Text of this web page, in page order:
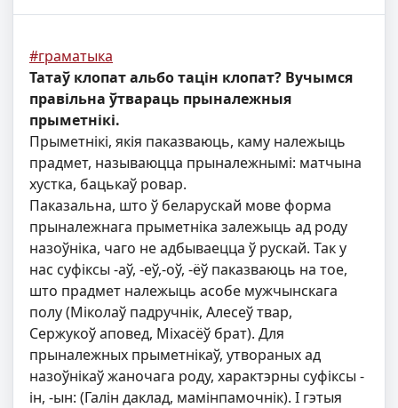
#граматыка
Татаў клопат альбо тацін клопат? Вучымся
правільна ўтвараць прыналежныя
прыметнікі.
Прыметнікі, якія паказваюць, каму належыць
прадмет, называюцца прыналежнымі: матчына
хустка, бацькаў ровар.
Паказальна, што ў беларускай мове форма
прыналежнага прыметніка залежыць ад роду
назоўніка, чаго не адбываецца ў рускай. Так у
нас суфiксы -аў, -еў,-оў, -ёў паказваюць на тое,
што прадмет належыць асобе мужчынскага
полу (Міколаў падручнік, Алесеў твар,
Сержукоў аповед, Міхасёў брат). Для
прыналежных прыметнікаў, утвораных ад
назоўнікаў жаночага роду, характэрны суфiксы -
iн, -ын: (Галін даклад, мамiнпамочнік). І гэтыя